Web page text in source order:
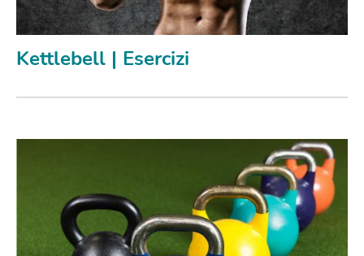
Kettlebell | Esercizi